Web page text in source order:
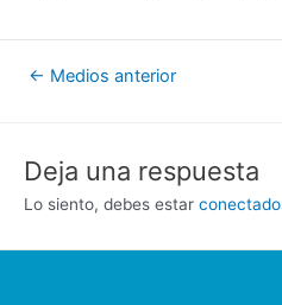
Navegación
← Medios anterior
Deja una respuesta
Lo siento, debes estar conectado